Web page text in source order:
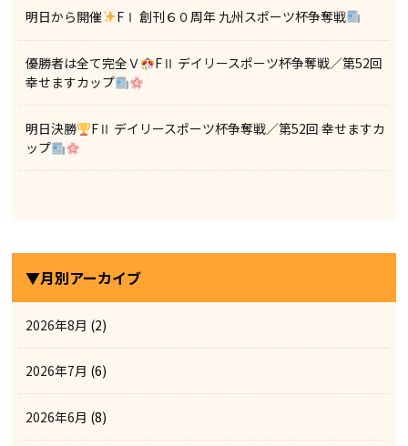
明日から開催 FⅠ 創刊６０周年 九州スポーツ杯争奪戦
優勝者は全て完全Ｖ
FⅡ デイリースポーツ杯争奪戦／第52回
幸せますカップ
明日決勝
FⅡ デイリースポーツ杯争奪戦／第52回 幸せますカ
ップ
▼月別アーカイブ
2026年8月 (2)
2026年7月 (6)
2026年6月 (8)